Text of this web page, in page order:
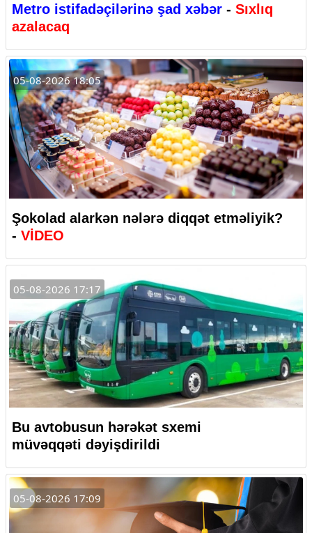
Metro istifadəçilərinə şad xəbər - Sıxlıq
azalacaq
05-08-2026 18:05
Şokolad alarkən nələrə diqqət etməliyik?
- VİDEO
05-08-2026 17:17
Bu avtobusun hərəkət sxemi
müvəqqəti dəyişdirildi
05-08-2026 17:09